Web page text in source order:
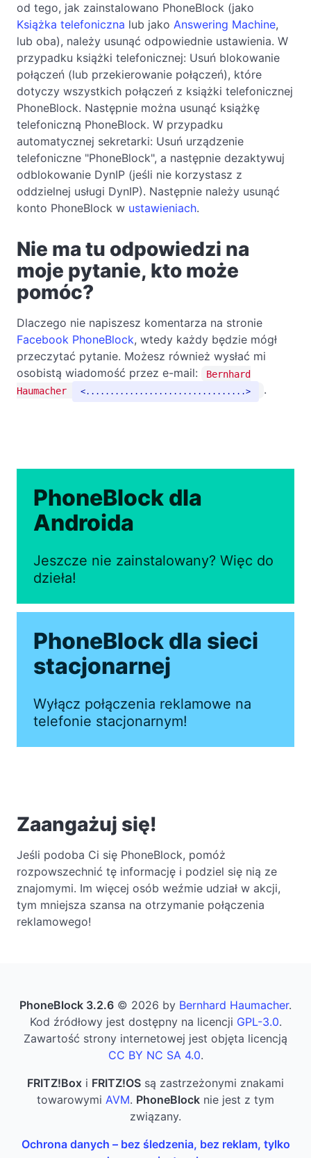
od tego, jak zainstalowano PhoneBlock (jako
Książka telefoniczna lub jako Answering Machine,
lub oba), należy usunąć odpowiednie ustawienia. W
przypadku książki telefonicznej: Usuń blokowanie
połączeń (lub przekierowanie połączeń), które
dotyczy wszystkich połączeń z książki telefonicznej
PhoneBlock. Następnie można usunąć książkę
telefoniczną PhoneBlock. W przypadku
automatycznej sekretarki: Usuń urządzenie
telefoniczne "PhoneBlock", a następnie dezaktywuj
odblokowanie DynIP (jeśli nie korzystasz z
oddzielnej usługi DynIP). Następnie należy usunąć
konto PhoneBlock w ustawieniach.
Nie ma tu odpowiedzi na
moje pytanie, kto może
pomóc?
Dlaczego nie napiszesz komentarza na stronie
Facebook PhoneBlock, wtedy każdy będzie mógł
przeczytać pytanie. Możesz również wysłać mi
osobistą wiadomość przez e-mail:
Bernhard
Haumacher
................................. .
PhoneBlock dla
Androida
Jeszcze nie zainstalowany? Więc do
dzieła!
PhoneBlock dla sieci
stacjonarnej
Wyłącz połączenia reklamowe na
telefonie stacjonarnym!
Zaangażuj się!
Jeśli podoba Ci się PhoneBlock, pomóż
rozpowszechnić tę informację i podziel się nią ze
znajomymi. Im więcej osób weźmie udział w akcji,
tym mniejsza szansa na otrzymanie połączenia
reklamowego!
PhoneBlock 3.2.6 © 2026 by Bernhard Haumacher.
Kod źródłowy jest dostępny na licencji GPL-3.0.
Zawartość strony internetowej jest objęta licencją
CC BY NC SA 4.0.
FRITZ!Box i FRITZ!OS są zastrzeżonymi znakami
towarowymi AVM. PhoneBlock nie jest z tym
związany.
Ochrona danych – bez śledzenia, bez reklam, tylko